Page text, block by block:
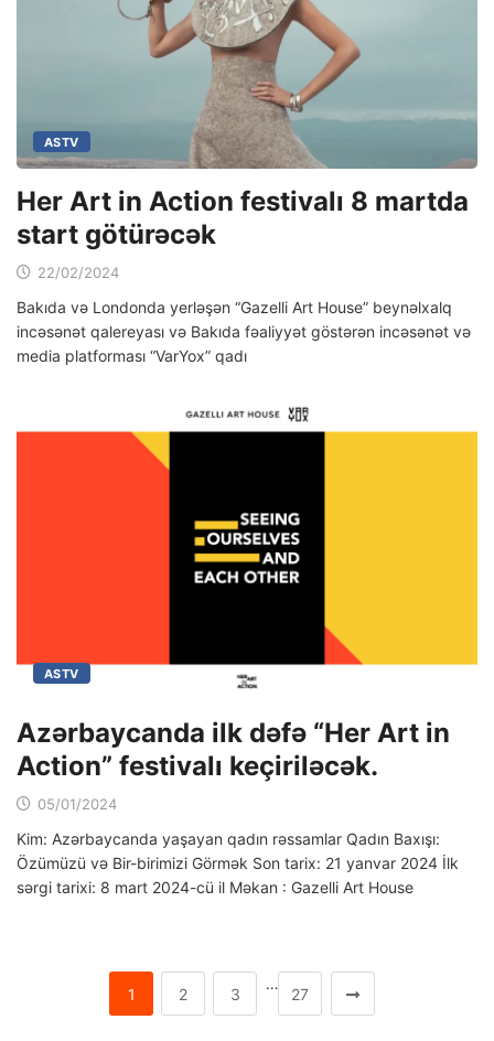
ASTV
Her Art in Action festivalı 8 martda
start götürəcək
22/02/2024
Bakıda və Londonda yerləşən “Gazelli Art House” beynəlxalq
incəsənət qalereyası və Bakıda fəaliyyət göstərən incəsənət və
media platforması “VarYox” qadı
ASTV
Azərbaycanda ilk dəfə “Her Art in
Action” festivalı keçiriləcək.
05/01/2024
Kim: Azərbaycanda yaşayan qadın rəssamlar Qadın Baxışı:
Özümüzü və Bir-birimizi Görmək Son tarix: 21 yanvar 2024 İlk
sərgi tarixi: 8 mart 2024-cü il Məkan : Gazelli Art House
1 2 3
…
27